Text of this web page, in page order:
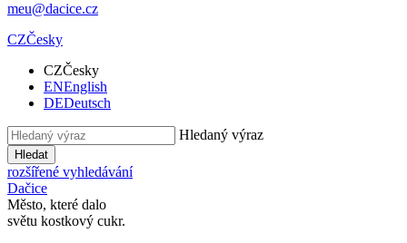
meu@dacice.cz
CZČesky
CZČesky
ENEnglish
DEDeutsch
Hledaný výraz
Hledat
rozšířené vyhledávání
Dačice
Město, které dalo
světu kostkový cukr.